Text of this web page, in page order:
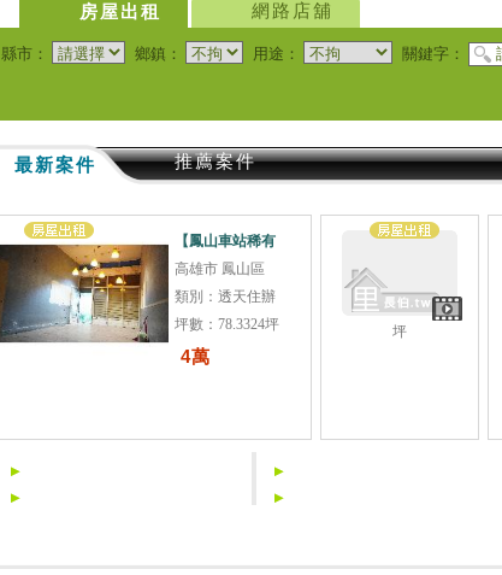
房屋出租 網路店舖
縣市： 鄉鎮： 用途： 關鍵字：
最新案件 推薦案件
【鳳山車站稀有
高雄市 鳳山區
類別：透天住辦
坪數：78.3324坪
4萬
坪